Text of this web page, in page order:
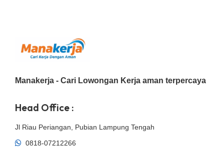
Manakerja - Cari Lowongan Kerja aman terpercaya
Head Office :
Jl Riau Periangan, Pubian Lampung Tengah
0818-07212266